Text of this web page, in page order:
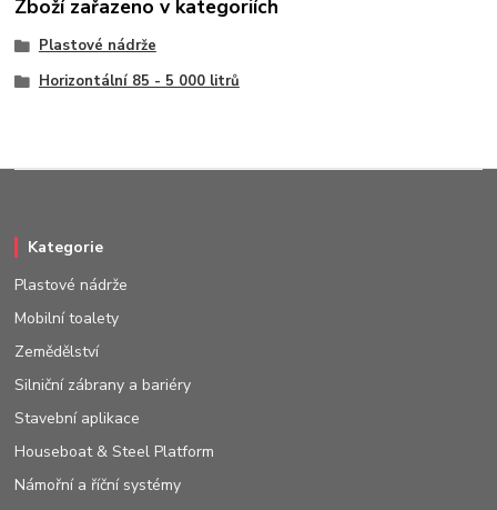
Zboží zařazeno v kategoriích
Plastové nádrže
Horizontální 85 - 5 000 litrů
Kategorie
Plastové nádrže
Mobilní toalety
Zemědělství
Silniční zábrany a bariéry
Stavební aplikace
Houseboat & Steel Platform
Námořní a říční systémy